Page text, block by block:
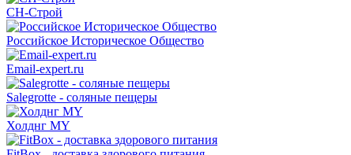
СН-Строй
Российское Историческое Общество
Email-expert.ru
Salegrotte - соляные пещеры
Холднг MY